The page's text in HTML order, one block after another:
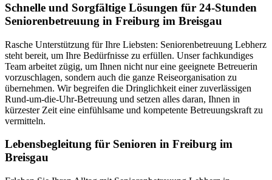
Schnelle und Sorgfältige Lösungen für 24-Stunden
Seniorenbetreuung in Freiburg im Breisgau
Rasche Unterstützung für Ihre Liebsten: Seniorenbetreuung Lebherz
steht bereit, um Ihre Bedürfnisse zu erfüllen. Unser fachkundiges
Team arbeitet zügig, um Ihnen nicht nur eine geeignete Betreuerin
vorzuschlagen, sondern auch die ganze Reiseorganisation zu
übernehmen. Wir begreifen die Dringlichkeit einer zuverlässigen
Rund-um-die-Uhr-Betreuung und setzen alles daran, Ihnen in
kürzester Zeit eine einfühlsame und kompetente Betreuungskraft zu
vermitteln.
Lebensbegleitung für Senioren in Freiburg im
Breisgau